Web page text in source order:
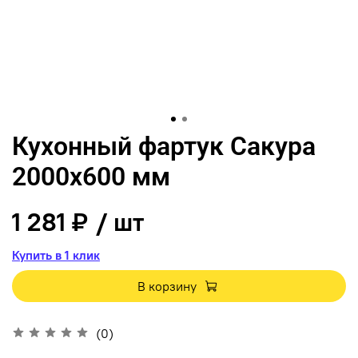
Кухонный фартук Сакура
2000х600 мм
(0)
1 281 ₽ / шт
Купить в 1 клик
В корзину